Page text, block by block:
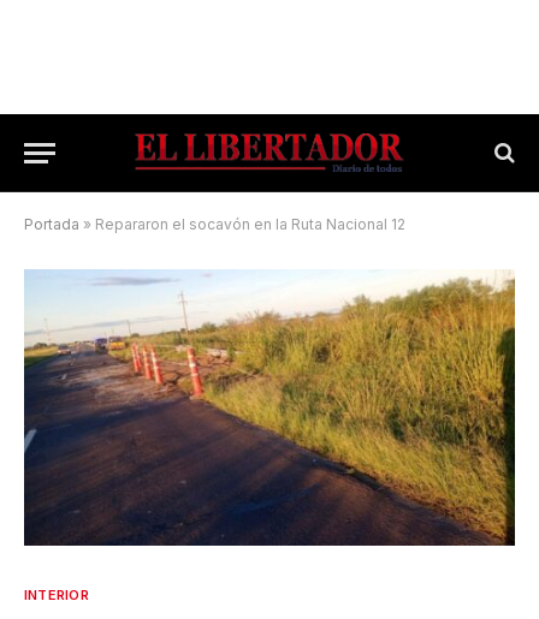
Portada » Repararon el socavón en la Ruta Nacional 12
INTERIOR